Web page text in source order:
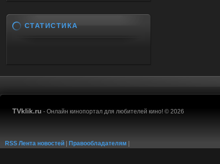
СТАТИСТИКА
TVklik.ru - Онлайн кинопортал для любителей кино! © 2026
RSS Лента новостей Правообладателям